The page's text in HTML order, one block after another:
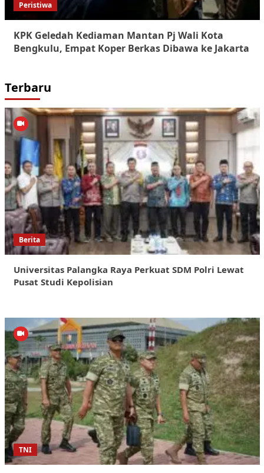
Peristiwa
KPK Geledah Kediaman Mantan Pj Wali Kota
Bengkulu, Empat Koper Berkas Dibawa ke Jakarta
Terbaru
Berita
Universitas Palangka Raya Perkuat SDM Polri Lewat
Pusat Studi Kepolisian
TNI